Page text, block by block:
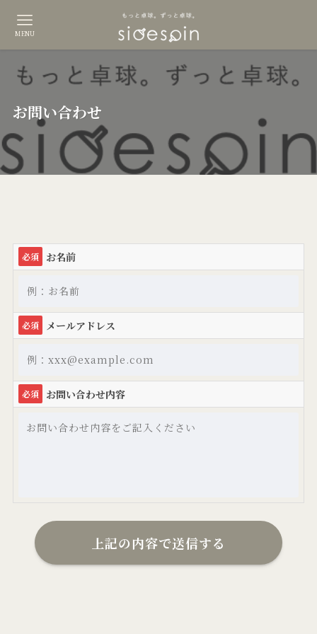
MENU
お問い合わせ
必須 お名前
必須 メールアドレス
必須 お問い合わせ内容